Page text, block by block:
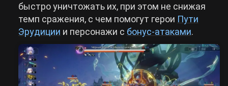
быстро уничтожать их, при этом не снижая
темп сражения, с чем помогут герои Пути
Эрудиции и персонажи с бонус-атаками.